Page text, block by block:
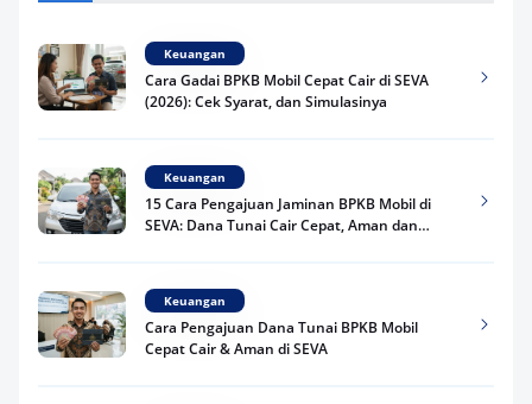
Keuangan
Cara Gadai BPKB Mobil Cepat Cair di SEVA
(2026): Cek Syarat, dan Simulasinya
Keuangan
15 Cara Pengajuan Jaminan BPKB Mobil di
SEVA: Dana Tunai Cair Cepat, Aman dan
Keuangan
Cara Pengajuan Dana Tunai BPKB Mobil
Cepat Cair & Aman di SEVA